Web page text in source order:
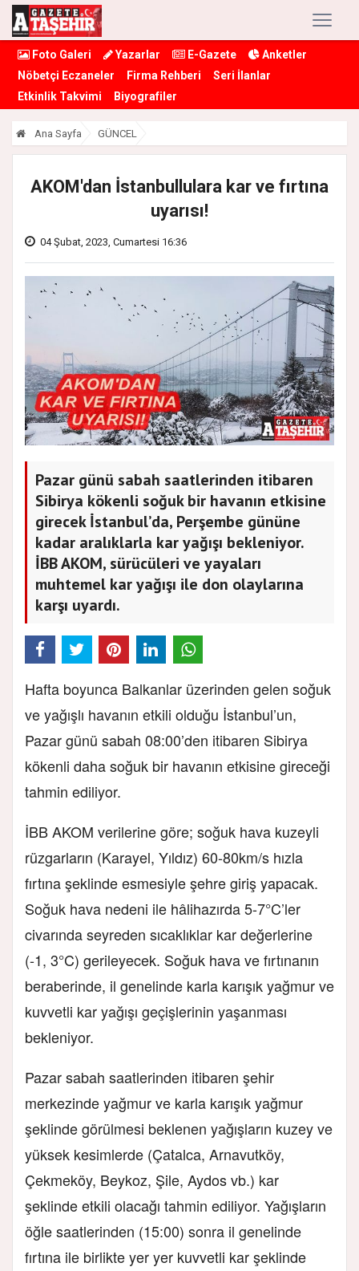
Foto Galeri Yazarlar E-Gazete
Anketler
Nöbetçi Eczaneler
Firma Rehberi
Seri İlanlar
Etkinlik Takvimi
Biyografiler
Ana Sayfa GÜNCEL
AKOM'dan İstanbullulara kar ve fırtına
uyarısı!
04 Şubat, 2023, Cumartesi 16:36
Pazar günü sabah saatlerinden itibaren
Sibirya kökenli soğuk bir havanın etkisine
girecek İstanbul’da, Perşembe gününe
kadar aralıklarla kar yağışı bekleniyor.
İBB AKOM, sürücüleri ve yayaları
muhtemel kar yağışı ile don olaylarına
karşı uyardı.
Hafta boyunca Balkanlar üzerinden gelen soğuk
ve yağışlı havanın etkili olduğu İstanbul’un,
Pazar günü sabah 08:00’den itibaren Sibirya
kökenli daha soğuk bir havanın etkisine gireceği
tahmin ediliyor.
İBB AKOM verilerine göre; soğuk hava kuzeyli
rüzgarların (Karayel, Yıldız) 60-80km/s hızla
fırtına şeklinde esmesiyle şehre giriş yapacak.
Soğuk hava nedeni ile hâlihazırda 5-7°C’ler
civarında seyreden sıcaklıklar kar değerlerine
(-1, 3°C) gerileyecek. Soğuk hava ve fırtınanın
beraberinde, il genelinde karla karışık yağmur ve
kuvvetli kar yağışı geçişlerinin yaşanması
bekleniyor.
Pazar sabah saatlerinden itibaren şehir
merkezinde yağmur ve karla karışık yağmur
şeklinde görülmesi beklenen yağışların kuzey ve
yüksek kesimlerde (Çatalca, Arnavutköy,
Çekmeköy, Beykoz, Şile, Aydos vb.) kar
şeklinde etkili olacağı tahmin ediliyor. Yağışların
öğle saatlerinden (15:00) sonra il genelinde
fırtına ile birlikte yer yer kuvvetli kar şeklinde